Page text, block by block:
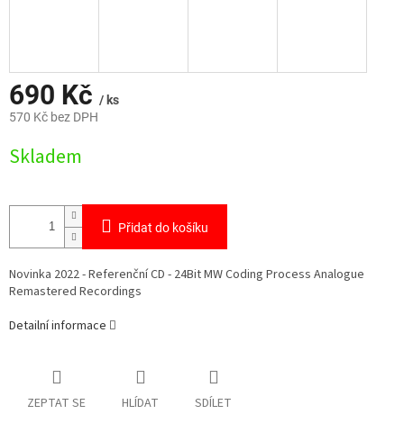
690 Kč / ks
570 Kč bez DPH
cena:
Skladem
Přidat do košíku
Novinka 2022 - Referenční CD - 24Bit MW Coding Process Analogue
Remastered Recordings
Detailní informace
ZEPTAT SE HLÍDAT SDÍLET